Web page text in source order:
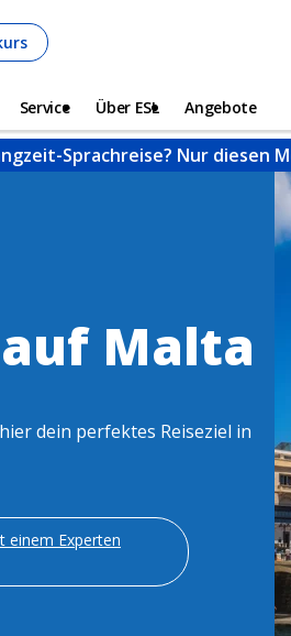
Service Über ESL Angebote
Sprachreise? Nur diesen
Malta
dein perfektes Reiseziel in
einem Experten